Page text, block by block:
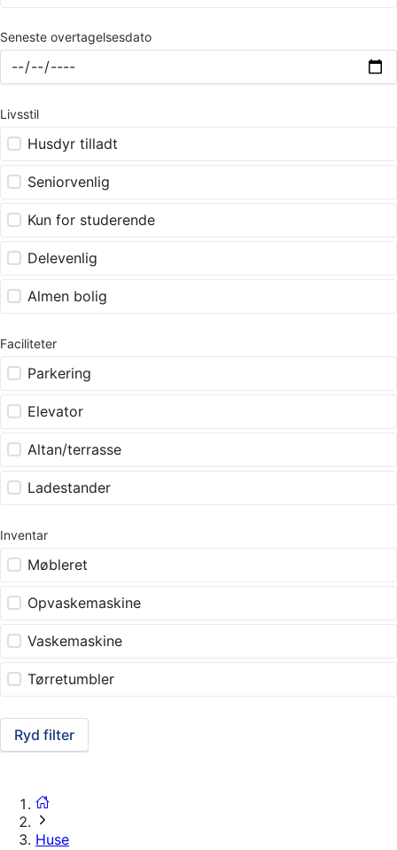
Seneste overtagelsesdato
Livsstil
Husdyr tilladt
Seniorvenlig
Kun for studerende
Delevenlig
Almen bolig
Faciliteter
Parkering
Elevator
Altan/terrasse
Ladestander
Inventar
Møbleret
Opvaskemaskine
Vaskemaskine
Tørretumbler
Ryd filter
Huse